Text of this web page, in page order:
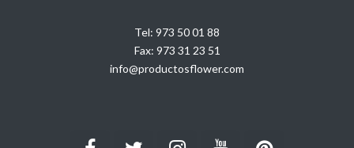
Tel: 973 50 01 88
Fax: 973 31 23 51
info@productosflower.com